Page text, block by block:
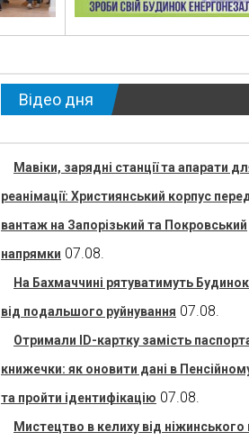
Відео дня
Мавіки, зарядні станції та апарати
реанімації: Християнський корпус
вантаж на Запорізький та Покровський
напрямки 07.08.
На Бахмаччині рятуватимуть
від подальшого руйнування 07.08.
Отримали ID-картку замість
книжечки: як оновити дані в
та пройти ідентифікацію 07.08.
Мистецтво в келиху від ніжинського